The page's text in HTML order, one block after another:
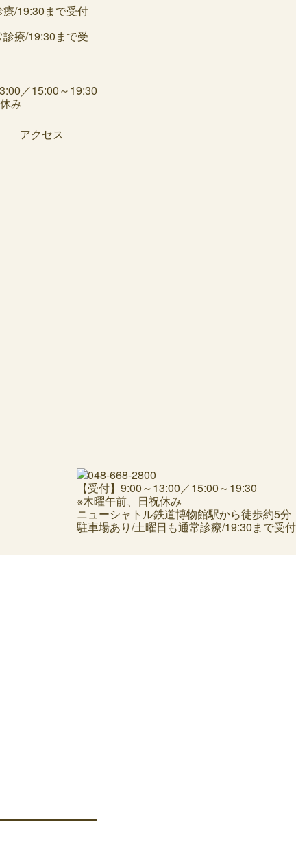
/19:30まで受付
／15:00～19:30
み
アクセス
【受付】9:00～13:00／15:00～19:30
※木曜午前、日祝休み
ニューシャトル鉄道博物館駅から徒歩約5分
駐車場あり/土曜日も通常診療/19:30まで受付